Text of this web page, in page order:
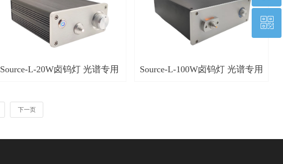
Source-L-20W卤钨灯 光谱专用 Source-L-100W卤钨灯 光谱专用
下一页
QQ客服
ꀥ